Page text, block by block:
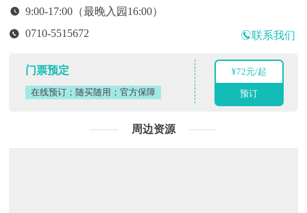
9:00-17:00（最晚入园16:00）
0710-5515672
联系我们
门票预定
在线预订；随买随用；官方保障
¥72元/起
预订
周边资源